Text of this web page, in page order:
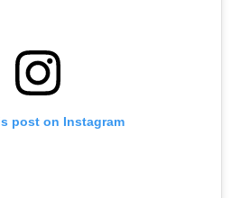
post on Instagram